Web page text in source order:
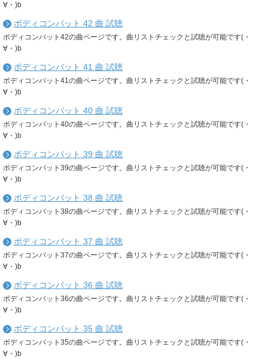
∀・)b
ボディコンバット 42 曲 試聴
ボディコンバット42の曲ページです。曲リストチェックと試聴が可能です(・
∀・)b
ボディコンバット 41 曲 試聴
ボディコンバット41の曲ページです。曲リストチェックと試聴が可能です(・
∀・)b
ボディコンバット 40 曲 試聴
ボディコンバット40の曲ページです。曲リストチェックと試聴が可能です(・
∀・)b
ボディコンバット 39 曲 試聴
ボディコンバット39の曲ページです。曲リストチェックと試聴が可能です(・
∀・)b
ボディコンバット 38 曲 試聴
ボディコンバット38の曲ページです。曲リストチェックと試聴が可能です(・
∀・)b
ボディコンバット 37 曲 試聴
ボディコンバット37の曲ページです。曲リストチェックと試聴が可能です(・
∀・)b
ボディコンバット 36 曲 試聴
ボディコンバット36の曲ページです。曲リストチェックと試聴が可能です(・
∀・)b
ボディコンバット 35 曲 試聴
ボディコンバット35の曲ページです。曲リストチェックと試聴が可能です(・
∀・)b